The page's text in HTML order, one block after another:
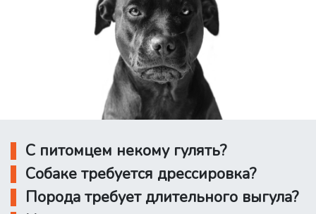
С питомцем некому гулять?
Собаке требуется дрессировка?
Порода требует длительного выгула?